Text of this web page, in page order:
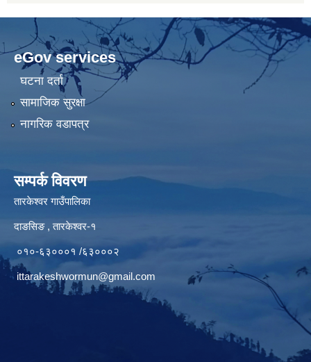
eGov services
घटना दर्ता
सामाजिक सुरक्षा
नागरिक वडापत्र
सम्पर्क विवरण
तारकेश्वर गाउँपालिका
दाङसिङ , तारकेश्वर-१
०१०-६३०००१ /६३०००२
ittarakeshwormun@gmail.com